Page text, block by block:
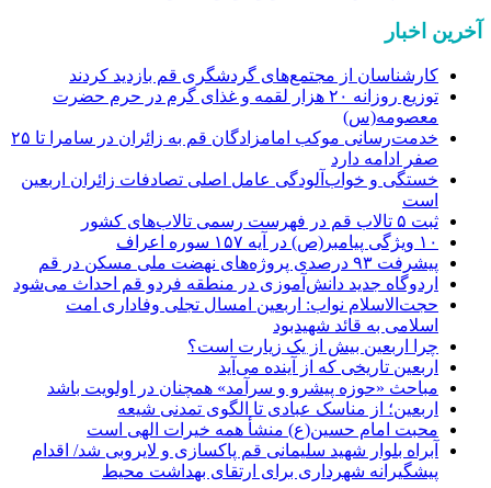
آخرین اخبار
کارشناسان از مجتمع‌های گردشگری قم بازدید کردند
توزیع روزانه ۲۰ هزار لقمه و غذای گرم در حرم حضرت
معصومه(س)
خدمت‌رسانی موکب امامزادگان قم به زائران در سامرا تا ۲۵
صفر ادامه دارد
خستگی و خواب‌آلودگی عامل اصلی تصادفات زائران اربعین
است
ثبت ۵ تالاب قم در فهرست رسمی تالاب‌های کشور
۱۰ ویژگی پیامبر(ص) در آیه ۱۵۷ سوره اعراف
پیشرفت ۹۳ درصدی پروژه‌های نهضت ملی مسکن در قم
اردوگاه جدید دانش‌آموزی در منطقه فردو قم احداث می‌شود
حجت‌الاسلام نواب: اربعین امسال تجلی وفاداری امت
اسلامی به قائد شهیدبود
چرا اربعین بیش از یک زیارت است؟
اربعین تاریخی که از آینده می‌آید
مباحث «حوزه پیشرو و سرآمد» همچنان در اولویت باشد
اربعین؛ از مناسک عبادی تا الگوی تمدنی شیعه
محبت امام حسین(ع) منشأ همه خیرات الهی است
آبراه بلوار شهید سلیمانی قم پاکسازی و لایروبی شد/ اقدام
پیشگیرانه شهرداری برای ارتقای بهداشت محیط